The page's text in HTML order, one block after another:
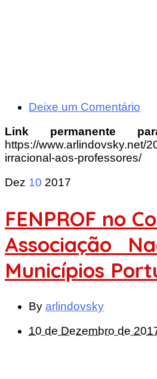
Deixe um Comentário
Link permanente
https://www.arlindovsky.net/
irracional-aos-professores/
Dez 10 2017
FENPROF no
Associação
Municípios
By arlindovsky
10 de Dezembro de